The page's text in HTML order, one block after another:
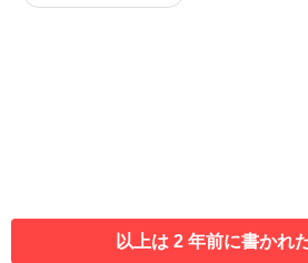
以上は 2 年前に書かれ